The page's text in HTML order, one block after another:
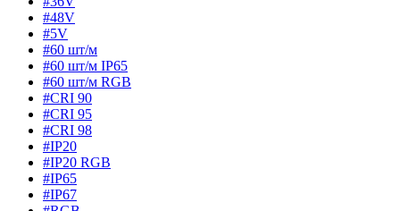
#48V
#5V
#60 шт/м
#60 шт/м IP65
#60 шт/м RGB
#CRI 90
#CRI 95
#CRI 98
#IP20
#IP20 RGB
#IP65
#IP67